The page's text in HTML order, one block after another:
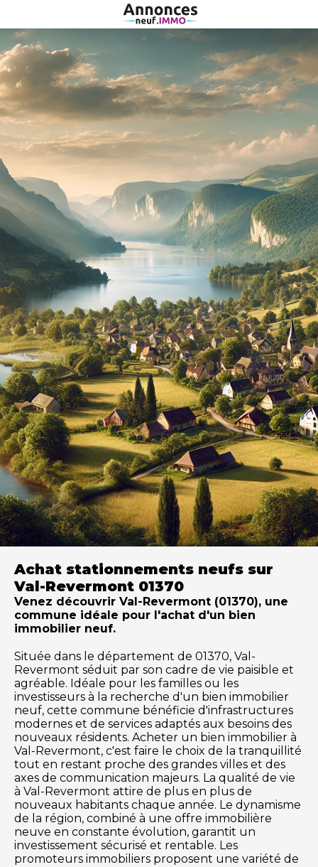
Achat stationnements neufs sur
Val-Revermont 01370
Venez découvrir Val-Revermont (01370), une
commune idéale pour l'achat d'un bien
immobilier neuf.
Située dans le département de 01370, Val-
Revermont séduit par son cadre de vie paisible et
agréable. Idéale pour les familles ou les
investisseurs à la recherche d'un bien immobilier
neuf, cette commune bénéficie d'infrastructures
modernes et de services adaptés aux besoins des
nouveaux résidents. Acheter un bien immobilier à
Val-Revermont, c'est faire le choix de la tranquillité
tout en restant proche des grandes villes et des
axes de communication majeurs. La qualité de vie
à Val-Revermont attire de plus en plus de
nouveaux habitants chaque année. Le dynamisme
de la région, combiné à une offre immobilière
neuve en constante évolution, garantit un
investissement sécurisé et rentable. Les
promoteurs immobiliers proposent une variété de